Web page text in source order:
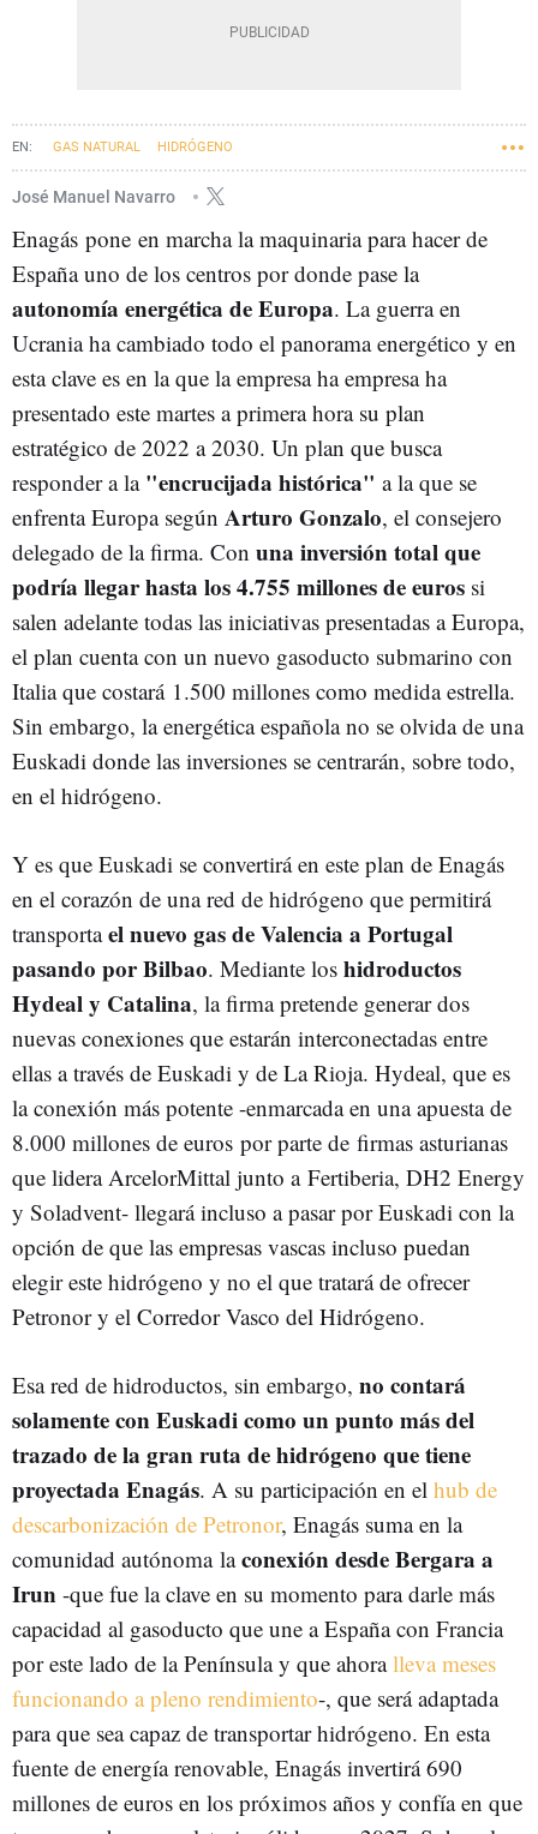
GAS NATURAL HIDRÓGENO
José Manuel Navarro
Enagás pone en marcha la maquinaria para hacer de
España uno de los centros por donde pase la
autonomía energética de Europa. La guerra en
Ucrania ha cambiado todo el panorama energético y en
esta clave es en la que la empresa ha empresa ha
presentado este martes a primera hora su plan
estratégico de 2022 a 2030. Un plan que busca
responder a la "encrucijada histórica" a la que se
enfrenta Europa según Arturo Gonzalo, el consejero
delegado de la firma. Con una inversión total que
podría llegar hasta los 4.755 millones de euros si
salen adelante todas las iniciativas presentadas a Europa,
el plan cuenta con un nuevo gasoducto submarino con
Italia que costará 1.500 millones como medida estrella.
Sin embargo, la energética española no se olvida de una
Euskadi donde las inversiones se centrarán, sobre todo,
en el hidrógeno.
Y es que Euskadi se convertirá en este plan de Enagás
en el corazón de una red de hidrógeno que permitirá
transportael nuevo gas de Valencia a Portugal
pasando por Bilbao. Mediante los hidroductos
Hydeal y Catalina, la firma pretende generar dos
nuevas conexiones que estarán interconectadas entre
ellas a través de Euskadi y de La Rioja. Hydeal, que es
la conexión más potente -enmarcada en una apuesta de
8.000 millones de euros por parte de firmas asturianas
que lidera ArcelorMittal junto a Fertiberia, DH2 Energy
y Soladvent- llegará incluso a pasar por Euskadi con la
opción de que las empresas vascas incluso puedan
elegir este hidrógeno y no el que tratará de ofrecer
Petronor y el Corredor Vasco del Hidrógeno.
Esa red de hidroductos, sin embargo, no contará
solamente con Euskadi como un punto más del
trazado de la gran ruta de hidrógeno que tiene
proyectada Enagás. A su participación en el hub de
descarbonización de Petronor, Enagás suma en la
comunidad autónoma laconexión desde Bergara a
Irun -que fue la clave en su momento para darle más
capacidad al gasoducto que une a España con Francia
por este lado de la Península y que ahoralleva meses
funcionando a pleno rendimiento-, que será adaptada
para que sea capaz de transportar hidrógeno. En esta
fuente de energía renovable, Enagás invertirá 690
millones de euros en los próximos años y confía en que